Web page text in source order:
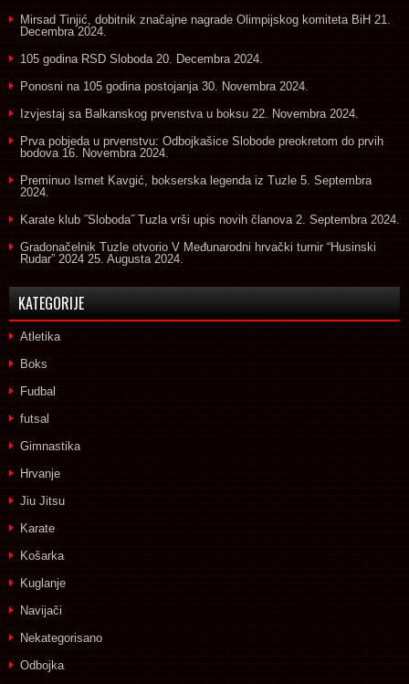
Mirsad Tinjić, dobitnik značajne nagrade Olimpijskog komiteta BiH 21.
Decembra 2024.
105 godina RSD Sloboda 20. Decembra 2024.
Ponosni na 105 godina postojanja 30. Novembra 2024.
Izvjestaj sa Balkanskog prvenstva u boksu 22. Novembra 2024.
Prva pobjeda u prvenstvu: Odbojkašice Slobode preokretom do prvih
bodova 16. Novembra 2024.
Preminuo Ismet Kavgić, bokserska legenda iz Tuzle 5. Septembra
2024.
Karate klub ˝Sloboda˝ Tuzla vrši upis novih članova 2. Septembra 2024.
Gradonačelnik Tuzle otvorio V Međunarodni hrvački turnir “Husinski
Rudar” 2024 25. Augusta 2024.
KATEGORIJE
Atletika
Boks
Fudbal
futsal
Gimnastika
Hrvanje
Jiu Jitsu
Karate
Košarka
Kuglanje
Navijači
Nekategorisano
Odbojka